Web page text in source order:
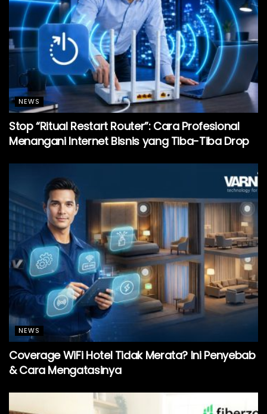
NEWS
Stop “Ritual Restart Router”: Cara Profesional
Menangani Internet Bisnis yang Tiba-Tiba Drop
NEWS
Coverage WiFi Hotel Tidak Merata? Ini Penyebab
& Cara Mengatasinya